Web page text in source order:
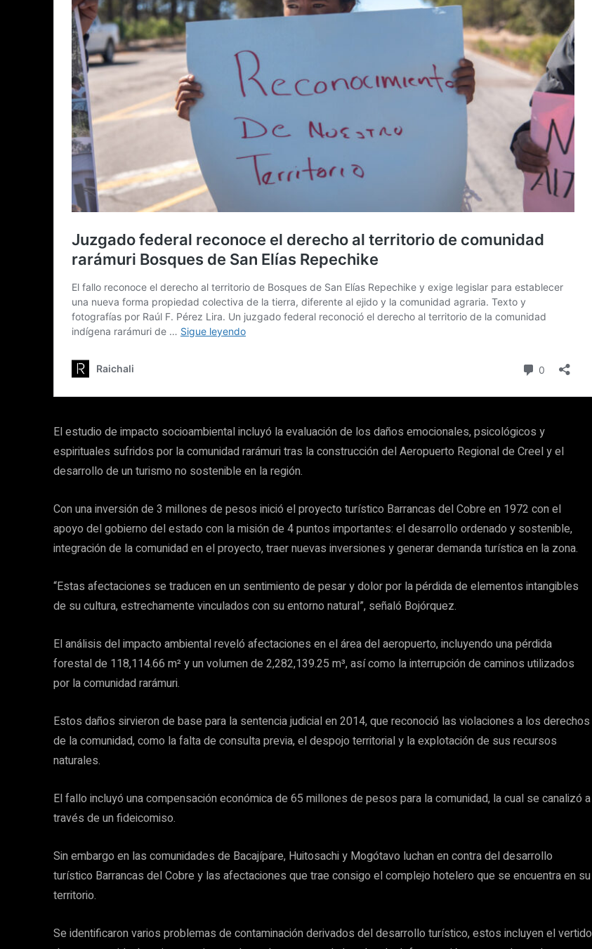
El estudio de impacto socioambiental incluyó la evaluación de los daños emocionales, psicológicos y
espirituales sufridos por la comunidad rarámuri tras la construcción del Aeropuerto Regional de Creel y el
desarrollo de un turismo no sostenible en la región.
Con una inversión de 3 millones de pesos inició el proyecto turístico Barrancas del Cobre en 1972 con el
apoyo del gobierno del estado con la misión de 4 puntos importantes: el desarrollo ordenado y sostenible,
integración de la comunidad en el proyecto, traer nuevas inversiones y generar demanda turística en la zona.
“Estas afectaciones se traducen en un sentimiento de pesar y dolor por la pérdida de elementos intangibles
de su cultura, estrechamente vinculados con su entorno natural”, señaló Bojórquez.
El análisis del impacto ambiental reveló afectaciones en el área del aeropuerto, incluyendo una pérdida
forestal de 118,114.66 m² y un volumen de 2,282,139.25 m³, así como la interrupción de caminos utilizados
por la comunidad rarámuri.
Estos daños sirvieron de base para la sentencia judicial en 2014, que reconoció las violaciones a los derechos
de la comunidad, como la falta de consulta previa, el despojo territorial y la explotación de sus recursos
naturales.
El fallo incluyó una compensación económica de 65 millones de pesos para la comunidad, la cual se canalizó a
través de un fideicomiso.
Sin embargo en las comunidades de Bacajípare, Huitosachi y Mogótavo luchan en contra del desarrollo
turístico Barrancas del Cobre y las afectaciones que trae consigo el complejo hotelero que se encuentra en su
territorio.
Se identificaron varios problemas de contaminación derivados del desarrollo turístico, estos incluyen el vertido